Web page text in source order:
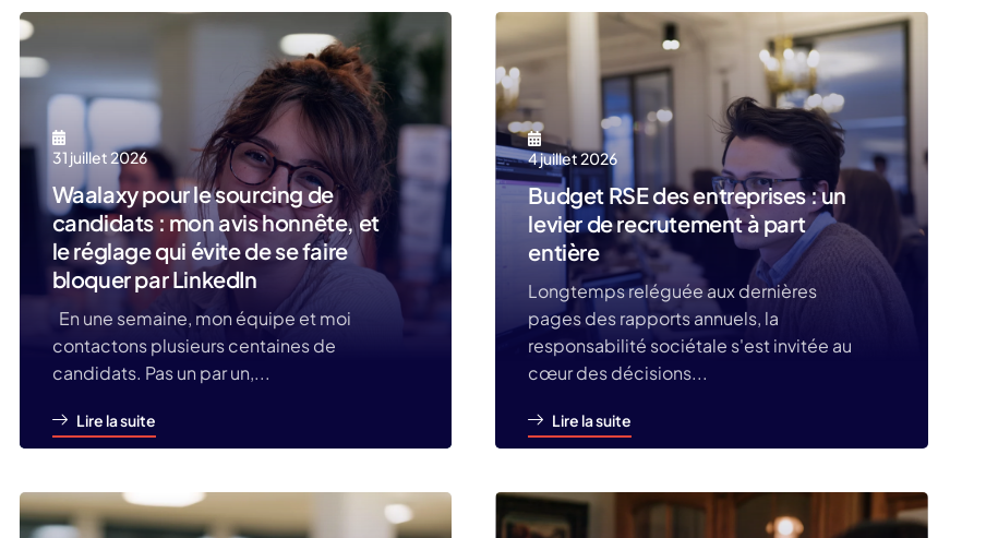
31 juillet 2026
Waalaxy pour le sourcing de
candidats : mon avis honnête, et
le réglage qui évite de se faire
bloquer par LinkedIn
En une semaine, mon équipe et moi
contactons plusieurs centaines de
candidats. Pas un par un,...
Lire la suite
4 juillet 2026
Budget RSE des entreprises : un
levier de recrutement à part
entière
Longtemps reléguée aux dernières
pages des rapports annuels, la
responsabilité sociétale s'est invitée au
cœur des décisions...
Lire la suite